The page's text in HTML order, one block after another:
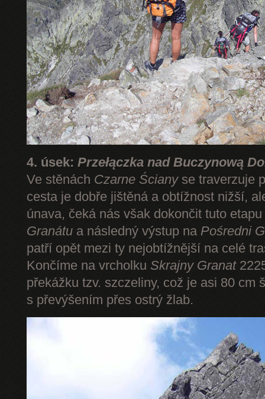
4. úsek: Przełączka nad Buczynową
Ve stěnách Czarne Ścianyse traverzuje
cesta je dobře jištěná a obtížnost nižší,
únava, čeká nás však dokončit tuto
Granátu a následný výstup na Pośredni
patří opět mezi ty nejobtížnější na celé
Končíme na vrcholku Skrajny Granat
překážku tzv. szczeliny, což je asi 80 cm
s převýšením přes ostrý žlab.